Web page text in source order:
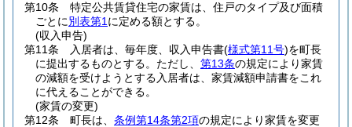
第10条
特定公共賃貸住宅の家賃は、住戸のタイプ及び面積
ごとに別表第1 に定める額とする。
(収入申告)
第11条
入居者は、毎年度、収入申告書(様式第11号)を町長
に提出するものとする。 ただし、 第13条の規定により家賃
の減額を受けようとする入居者は、家賃減額申請書をこれ
に代えることができる。
(家賃の変更)
第12条
町長は、 条例第14条第2項の規定により家賃を変更